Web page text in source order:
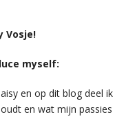
Vosje!
myself:
en op dit blog deel ik
en wat mijn passies